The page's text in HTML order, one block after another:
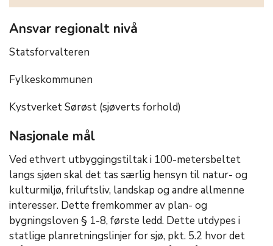
Ansvar regionalt nivå
Statsforvalteren
Fylkeskommunen
Kystverket Sørøst (sjøverts forhold)
Nasjonale mål
Ved ethvert utbyggingstiltak i 100-metersbeltet
langs sjøen skal det tas særlig hensyn til natur- og
kulturmiljø, friluftsliv, landskap og andre allmenne
interesser. Dette fremkommer av plan- og
bygningsloven § 1-8, første ledd. Dette utdypes i
statlige planretningslinjer for sjø, pkt. 5.2 hvor det